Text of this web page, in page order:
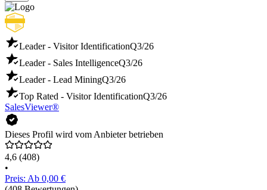
Leader - Visitor IdentificationQ3/26
Leader - Sales IntelligenceQ3/26
Leader - Lead MiningQ3/26
Top Rated - Visitor IdentificationQ3/26
SalesViewer®
Dieses Profil wird vom Anbieter betrieben
4,6 (408)
•
Preis: Ab 0,00 €